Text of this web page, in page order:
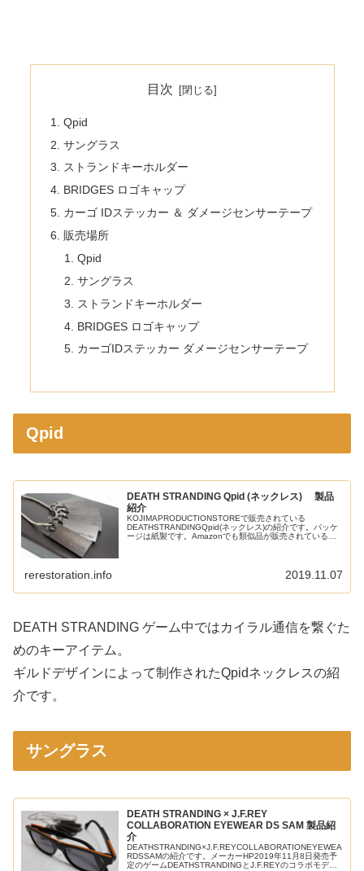
目次
Qpid
サングラス
ストランドキーホルダー
BRIDGES ロゴキャップ
カーゴ IDステッカー ＆ ダメージセンサーテープ
販売場所
Qpid
サングラス
ストランドキーホルダー
BRIDGES ロゴキャップ
カーゴIDステッカー ダメージセンサーテープ
Qpid
DEATH STRANDING Qpid (ネックレス) 製品
紹介
KOJIMAPRODUCTIONSTOREで販売されている
DEATHSTRANDINGQpid(ネックレス)の紹介です。パッケ
ージは紙製です。Amazonでも類似品が販売されているま
rerestoration.info 2019.11.07
DEATH STRANDING ゲーム中ではカイラル通信を繋ぐた
めのキーアイテム。
ギルドデザインによって制作されたQpidネックレスの紹
介です。
サングラス
DEATH STRANDING × J.F.REY
COLLABORATION EYEWEAR DS SAM 製品紹
介
DEATHSTRANDING×J.F.REYCOLLABORATIONEYEWEA
RDSSAMの紹介です。メーカーHP2019年11月8日発売予
定のゲームDEATHSTRANDINGとJ.F.REYのコラボモデル